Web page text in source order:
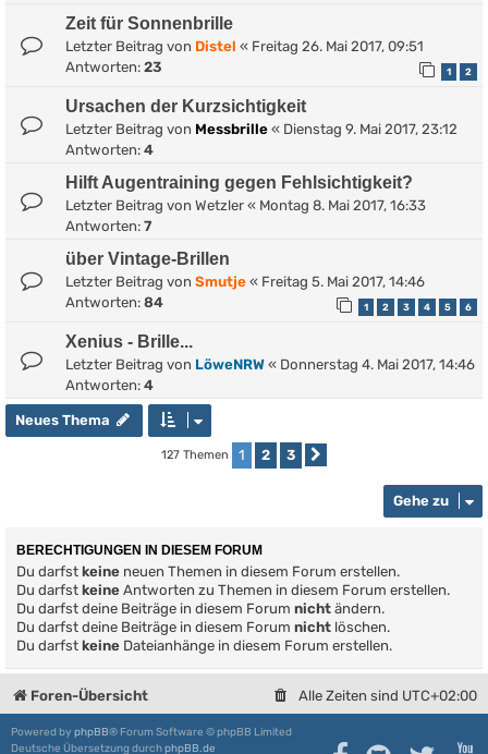
Zeit für Sonnenbrille
Letzter Beitrag von Distel « Freitag 26. Mai 2017, 09:51
Antworten: 23 1 2
Ursachen der Kurzsichtigkeit
Letzter Beitrag von Messbrille « Dienstag 9. Mai 2017, 23:12
Antworten: 4
Hilft Augentraining gegen Fehlsichtigkeit?
Letzter Beitrag von Wetzler « Montag 8. Mai 2017, 16:33
Antworten: 7
über Vintage-Brillen
Letzter Beitrag von Smutje « Freitag 5. Mai 2017, 14:46
Antworten: 84 1 2 3 4 5 6
Xenius - Brille...
Letzter Beitrag von LöweNRW « Donnerstag 4. Mai 2017, 14:46
Antworten: 4
Neues Thema
127 Themen 1 2 3
Gehe zu
BERECHTIGUNGEN IN DIESEM FORUM
Du darfst keine neuen Themen in diesem Forum erstellen.
Du darfst keine Antworten zu Themen in diesem Forum erstellen.
Du darfst deine Beiträge in diesem Forum nicht ändern.
Du darfst deine Beiträge in diesem Forum nicht löschen.
Du darfst keine Dateianhänge in diesem Forum erstellen.
Foren-Übersicht Alle Zeiten sind UTC+02:00
Powered by phpBB® Forum Software © phpBB Limited
Deutsche Übersetzung durchphpBB.de